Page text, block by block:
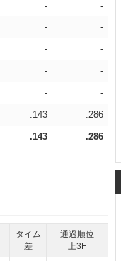
-
-
- -
- -
- -
- -
.143 .286
.143 .286
タイム
差
通過順位
上3F